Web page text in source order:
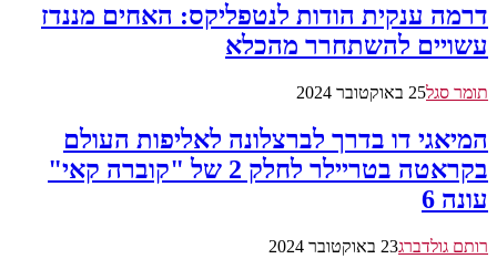
דרמה ענקית הודות לנטפליקס: האחים מננדז
עשויים להשתחרר מהכלא
תומר סגל25 באוקטובר 2024
המיאגי דו בדרך לברצלונה לאליפות העולם
בקראטה בטריילר לחלק 2 של "קוברה קאי"
עונה 6
רותם גולדברג23 באוקטובר 2024